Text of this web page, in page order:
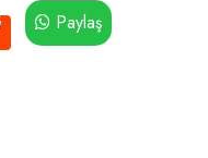
Paylaş